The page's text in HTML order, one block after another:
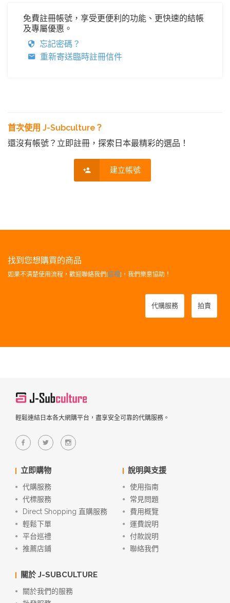
免費註冊帳號，享受更便利的功能、更快速的結帳
及專屬優惠。
忘記密碼？
重新寄送臨時註冊信件
首次使用 J-Subculture？
還沒有帳號？立即註冊，探索日本最精彩的選品！
建立帳號
找到您想購買的商品
如果不清楚使用流程，歡迎聯絡我們[這裡]，我們樂意協助！
代購服務 拍賣
輕鬆連結日本各大網購平台，盡享安全可靠的代購服務。
立即購物
代購服務
代標服務
Direct Shopping 直購服務
輕鬆下單
平台巡禮
推薦店鋪
說明與支援
使用指南
常見問題
費用概覽
運費說明
付款說明
聯絡我們
關於 J-SUBCULTURE
關於我們的服務